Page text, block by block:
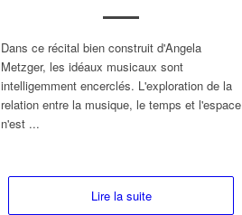
Dans ce récital bien construit d'Angela
Metzger, les idéaux musicaux sont
intelligemment encerclés. L'exploration de la
relation entre la musique, le temps et l'espace
n'est ...
Lire la suite